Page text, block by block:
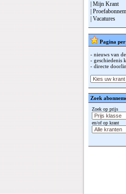
| Mijn Krant
|
| Vacatures
Pagina
- nieuws van
- geschiedenis
- directe
Zoek
Zoek op prijs
en/of op krant